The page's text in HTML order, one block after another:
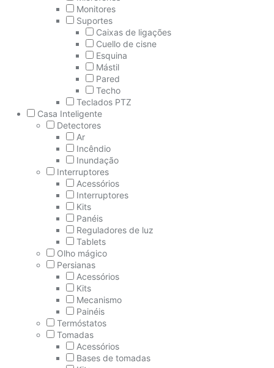
Monitores
Suportes
Caixas de ligações
Cuello de cisne
Esquina
Mástil
Pared
Techo
Teclados PTZ
Casa Inteligente
Detectores
Ar
Incêndio
Inundação
Interruptores
Acessórios
Interruptores
Kits
Panéis
Reguladores de luz
Tablets
Olho mágico
Persianas
Acessórios
Kits
Mecanismo
Painéis
Termóstatos
Tomadas
Acessórios
Bases de tomadas